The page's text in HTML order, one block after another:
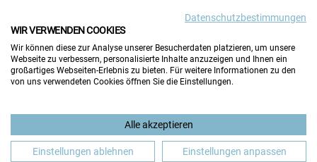
BERUFLICHE ORIENTIERUNG BEWERBUNG
Datenschutzbestimmungen
WIR VERWENDEN COOKIES
Wir können diese zur Analyse unserer Besucherdaten platzieren, um unsere
Webseite zu verbessern, personalisierte Inhalte anzuzeigen und Ihnen ein
großartiges Webseiten-Erlebnis zu bieten. Für weitere Informationen zu den
von uns verwendeten Cookies öffnen Sie die Einstellungen.
Alle akzeptieren
Einstellungen ablehnen Einstellungen anpassen